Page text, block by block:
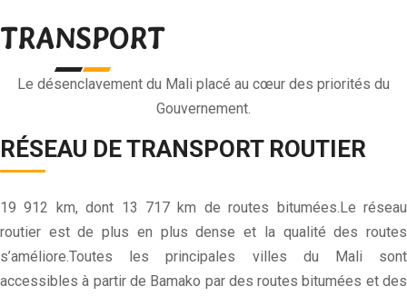
TRANSPORT
Le désenclavement du Mali placé au cœur des priorités du
Gouvernement.
RÉSEAU DE TRANSPORT ROUTIER
19 912 km, dont 13 717 km de routes bitumées.Le réseau
routier est de plus en plus dense et la qualité des routes
s’améliore.Toutes les principales villes du Mali sont
accessibles à partir de Bamako par des routes bitumées et des